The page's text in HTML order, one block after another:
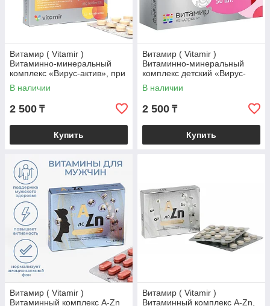
Витамир ( Vitamir )
Витаминно-минеральный
комплекс «Вирус-актив», при
простуде, укрепление
иммунитета, 30 таб
В наличии
2 500 ₸
Купить
Витамир ( Vitamir )
Витаминно-минеральный
комплекс детский «Вирус-
актив» осень-весна, 50
таблеток
В наличии
2 500 ₸
Купить
Витамир ( Vitamir )
Витаминный комплекс A-Zn
Витамир ( Vitamir )
Витаминный комплекс A-Zn,